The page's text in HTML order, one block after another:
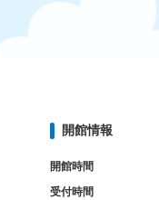
開館情報
開館時間
受付時間